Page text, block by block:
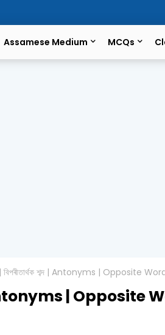
Assamese Medium MCQs
| বিপৰীতাৰ্থক শব্দ | Antonyms | Opposite
| Antonyms | Opposite